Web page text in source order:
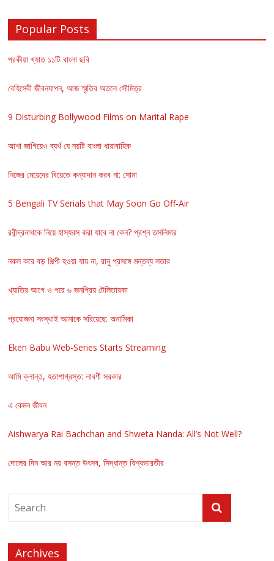
Popular Posts
পরকীয়া খ্যাত ১১টি বাংলা ছবি
বেহিসেবী জীবনযাপন, আজ স্মৃতির অতলে সৌমিত্র
9 Disturbing Bollywood Films on Marital Rape
আশা জাগিয়েও ব্যর্থ যে নয়টি বাংলা ধারাবাহিক
নিজের মেয়েদের বিয়েতে কন্যাদান করব না: সোমা
5 Bengali TV Serials that May Soon Go Off-Air
রবীন্দ্রনাথকে নিয়ে হাস্যরস করা যাবে না কেন? প্রশ্ন তসলিমার
নকল করে বড় শিল্পী হওয়া যায় না, রানু প্রসঙ্গে মন্তব্য লতার
খ্যাতির আগে ও পরে ৬ জনপ্রিয় টেলিতারকা
প্রযোজনা সংস্থাই আমাকে সরিয়েছে: অনামিকা
Eken Babu Web-Series Starts Streaming
আমি ক্লান্ত, হতাশাগ্রস্ত: লাবণী সরকার
এ কেমন জীবন
Aishwarya Rai Bachchan and Shweta Nanda: All’s Not Well?
দোলের দিন আর নয় বসন্ত উৎসব, সিদ্ধান্ত বিশ্বভারতীর
Archives